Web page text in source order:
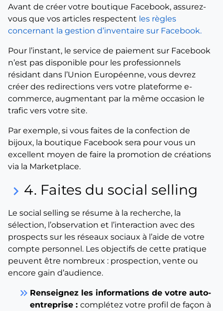
Avant de créer votre boutique Facebook, assurez-
vous que vos articles respectent les règles
concernant la gestion d’inventaire sur Facebook.
Pour l’instant, le service de paiement sur Facebook
n’est pas disponible pour les professionnels
résidant dans l’Union Européenne, vous devrez
créer des redirections vers votre plateforme e-
commerce, augmentant par la même occasion le
trafic vers votre site.
Par exemple, si vous faites de la confection de
bijoux, la boutique Facebook sera pour vous un
excellent moyen de faire la promotion de créations
via la Marketplace.
keyboard_arrow_right 4. Faites du social selling
Le social selling se résume à la recherche, la
sélection, l’observation et l’interaction avec des
prospects sur les réseaux sociaux à l’aide de votre
compte personnel. Les objectifs de cette pratique
peuvent être nombreux : prospection, vente ou
encore gain d’audience.
keyboard_double_arrow_right Renseignez les informations de votre auto-
entreprise : complétez votre profil de façon à